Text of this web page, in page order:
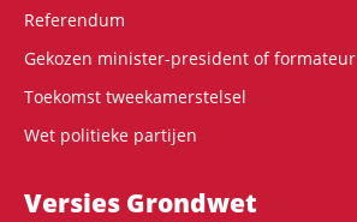
Referendum
Gekozen minister-president of formateur
Toekomst tweekamerstelsel
Wet politieke partijen
Versies Grondwet